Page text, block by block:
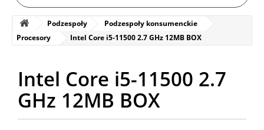
Podzespoły
Podzespoły konsumenckie
Procesory
Intel Core i5-11500 2.7 GHz 12MB BOX
Intel Core i5-11500 2.7
GHz 12MB BOX